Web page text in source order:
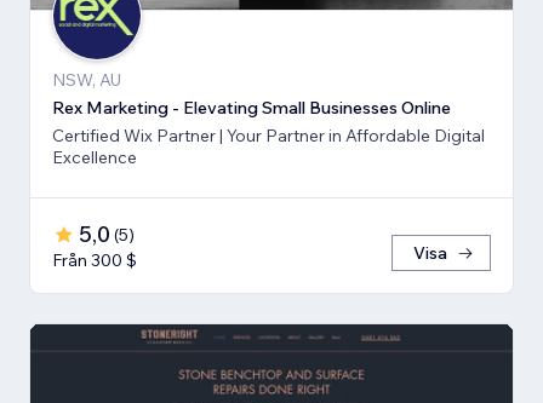
NSW, AU
Rex Marketing - Elevating Small Businesses Online
Certified Wix Partner | Your Partner in Affordable Digital
Excellence
5,0 (5)
Från 300 $
Visa